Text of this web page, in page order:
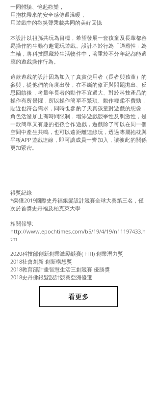
一同體驗、憶起歡樂，
用抱枕帶來的安全感傳遞溫暖，
用遊戲中的歡笑聲乘載共同的美好回憶
本設計以祖孫共玩為目標，希望發展一套孩童及長輩都容
易操作的生動有趣電玩遊戲。設計基於行為「適應性」為
主軸，將科技隱藏於生活物件中，著重於不分年紀都能適
應的遊戲操作行為。
這款遊戲的設計因為加入了真實使用者（長者與孩童）的
參與，從他們的角度出發，在不斷的修正與問題拋出、反
思回饋後，考量年長者的動作不宜過大、對於科技產品的
操作有所畏懼，所以操作簡單不繁瑣、動作輕柔不費勁，
貼近也符合需求，同時也參酌了天真孩童對遊戲的想像，
角色活潑加上有時間限制，增添遊戲競爭性及刺激性，是
一款簡單又有趣的祖孫合作遊戲，遊戲除了可以在同一個
空間中產生共鳴，也可以遠距離連線玩，透過專屬抱枕與
平板APP遊戲連線，即可讓成員一齊加入，讓彼此的關係
更加緊密。
得獎紀錄
*榮獲2019國際史丹福銀髮設計競賽全球大賽第三名，僅
次於首獎史丹福及柏克萊大學
相關報導:
http://www.epochtimes.com/b5/19/4/19/n11197433.h
tm
2020科技部創新創業激勵競賽( FITI) 創業潛力獎
2018社會創新 創新構想獎
2018教育部計畫智慧生活三創競賽 優勝獎
2018史丹佛銀髮設計競賽亞洲優選
看更多